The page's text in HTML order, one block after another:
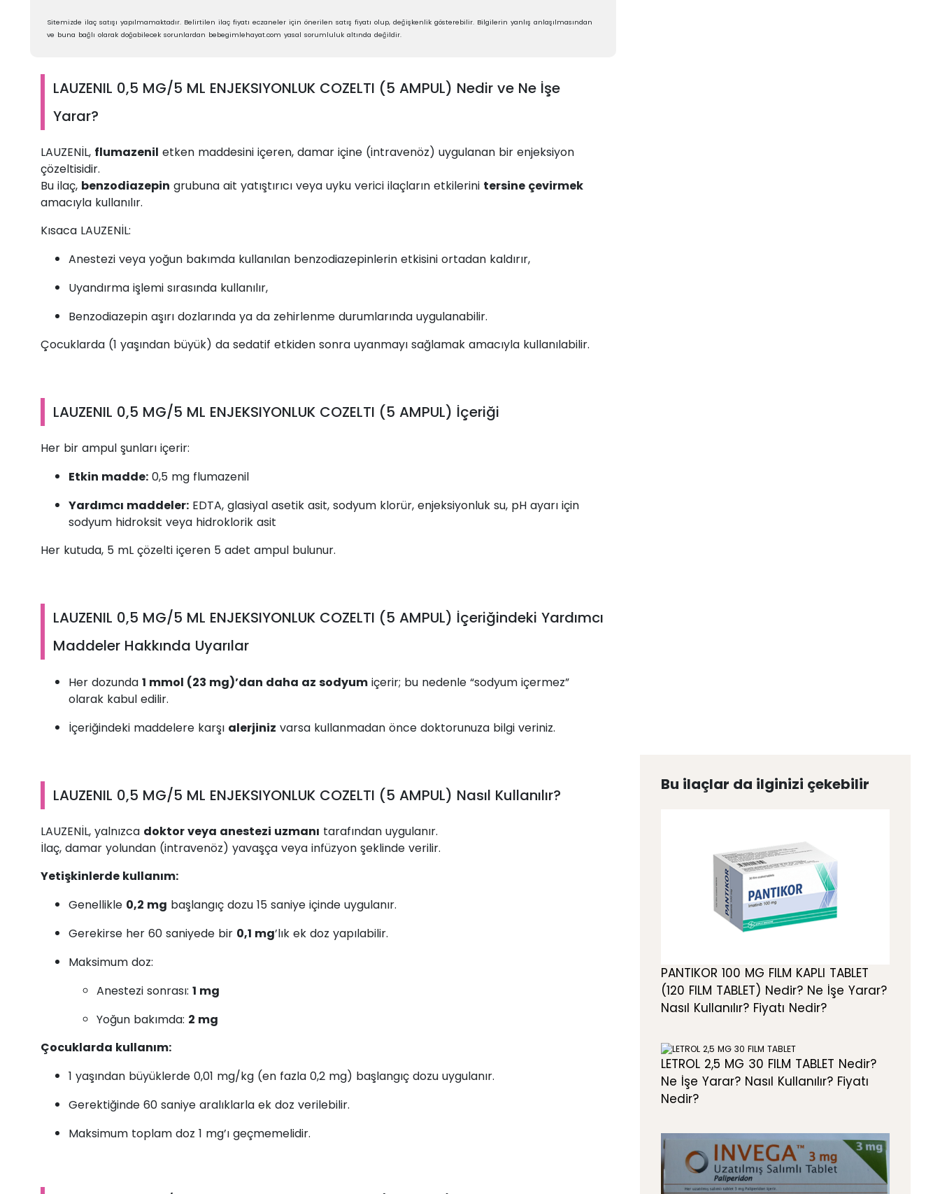
Sitemizde ilaç satışı yapılmamaktadır. Belirtilen ilaç fiyatı eczaneler için önerilen satış fiyatı olup, değişkenlik gösterebilir. Bilgilerin yanlış anlaşılmasından
ve buna bağlı olarak doğabilecek sorunlardan bebegimlehayat.com yasal sorumluluk altında değildir.
LAUZENIL 0,5 MG/5 ML ENJEKSIYONLUK COZELTI (5 AMPUL) Nedir ve Ne İşe
Yarar?
LAUZENİL, flumazenil etken maddesini içeren, damar içine (intravenöz) uygulanan bir enjeksiyon
çözeltisidir.
Bu ilaç, benzodiazepin grubuna ait yatıştırıcı veya uyku verici ilaçların etkilerini tersine çevirmek
amacıyla kullanılır.
Kısaca LAUZENİL:
Anestezi veya yoğun bakımda kullanılan benzodiazepinlerin etkisini ortadan kaldırır,
Uyandırma işlemi sırasında kullanılır,
Benzodiazepin aşırı dozlarında ya da zehirlenme durumlarında uygulanabilir.
Çocuklarda (1 yaşından büyük) da sedatif etkiden sonra uyanmayı sağlamak amacıyla kullanılabilir.
LAUZENIL 0,5 MG/5 ML ENJEKSIYONLUK COZELTI (5 AMPUL) İçeriği
Her bir ampul şunları içerir:
Etkin madde: 0,5 mg flumazenil
Yardımcı maddeler: EDTA, glasiyal asetik asit, sodyum klorür, enjeksiyonluk su, pH ayarı için
sodyum hidroksit veya hidroklorik asit
Her kutuda, 5 mL çözelti içeren 5 adet ampul bulunur.
LAUZENIL 0,5 MG/5 ML ENJEKSIYONLUK COZELTI (5 AMPUL) İçeriğindeki Yardımcı
Maddeler Hakkında Uyarılar
Her dozunda 1 mmol (23 mg)’dan daha az sodyum içerir; bu nedenle “sodyum içermez”
olarak kabul edilir.
İçeriğindeki maddelere karşı alerjiniz varsa kullanmadan önce doktorunuza bilgi veriniz.
LAUZENIL 0,5 MG/5 ML ENJEKSIYONLUK COZELTI (5 AMPUL) Nasıl Kullanılır?
LAUZENİL, yalnızca doktor veya anestezi uzmanı tarafından uygulanır.
İlaç, damar yolundan (intravenöz) yavaşça veya infüzyon şeklinde verilir.
Yetişkinlerde kullanım:
Genellikle 0,2 mg başlangıç dozu 15 saniye içinde uygulanır.
Gerekirse her 60 saniyede bir 0,1 mg’lık ek doz yapılabilir.
Maksimum doz:
Anestezi sonrası: 1 mg
Yoğun bakımda: 2 mg
Çocuklarda kullanım:
1 yaşından büyüklerde 0,01 mg/kg (en fazla 0,2 mg) başlangıç dozu uygulanır.
Gerektiğinde 60 saniye aralıklarla ek doz verilebilir.
Maksimum toplam doz 1 mg’ı geçmemelidir.
Bu ilaçlar da ilginizi çekebilir
PANTIKOR 100 MG FILM KAPLI TABLET
(120 FILM TABLET) Nedir? Ne İşe Yarar?
Nasıl Kullanılır? Fiyatı Nedir?
LETROL 2,5 MG 30 FILM TABLET Nedir?
Ne İşe Yarar? Nasıl Kullanılır? Fiyatı
Nedir?